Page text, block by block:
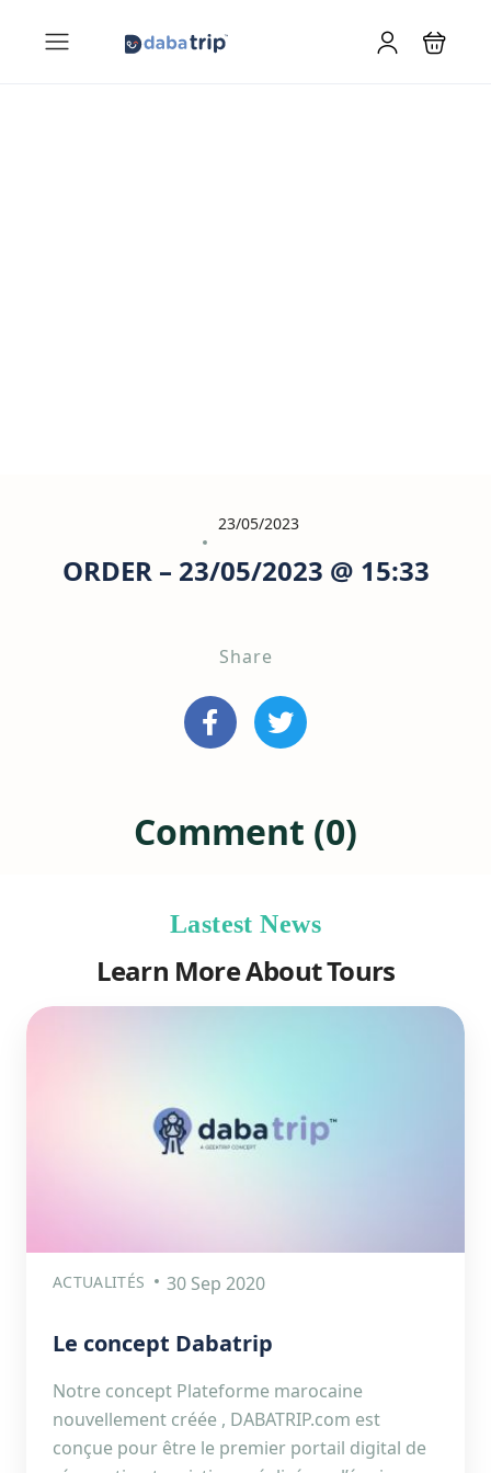
23/05/2023
ORDER – 23/05/2023 @ 15:33
Share
Comment (0)
Lastest News
Learn More About Tours
ACTUALITÉS 30 Sep 2020
Le concept Dabatrip
Notre concept Plateforme marocaine
nouvellement créée , DABATRIP.com est
conçue pour être le premier portail digital de